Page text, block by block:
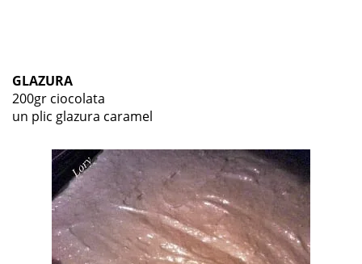
GLAZURA
200gr ciocolata
un plic glazura caramel